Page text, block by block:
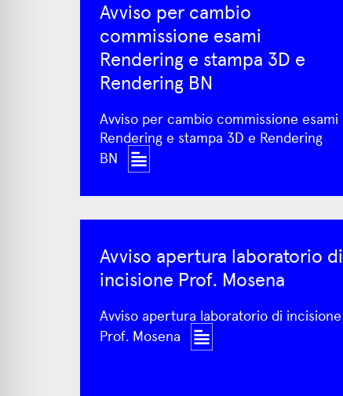
Avviso per cambio
commissione esami
Rendering e stampa 3D e
Rendering BN
Avviso per cambio commissione esami
Rendering e stampa 3D e Rendering
BN
Avviso apertura laboratorio di
incisione Prof. Mosena
Avviso apertura laboratorio di incisione
Prof. Mosena